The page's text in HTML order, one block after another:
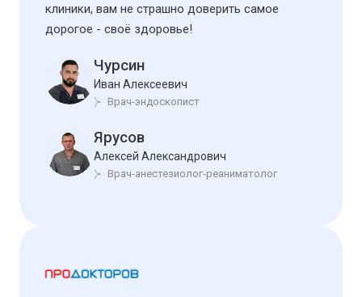
клиники, вам не страшно доверить самое
дорогое - своё здоровье!
Чурсин
Иван Алексеевич
Врач-эндоскопист
Ярусов
Алексей Александрович
Врач-анестезиолог-реаниматолог